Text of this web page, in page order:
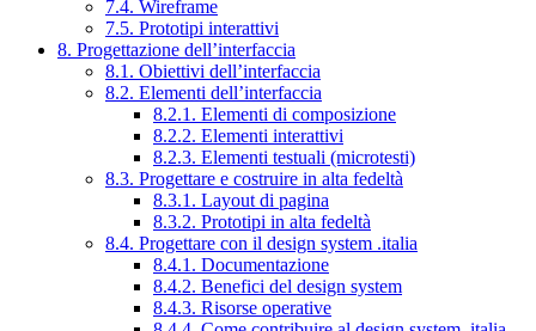
7.4. Wireframe
7.5. Prototipi interattivi
8. Progettazione dell’interfaccia
8.1. Obiettivi dell’interfaccia
8.2. Elementi dell’interfaccia
8.2.1. Elementi di composizione
8.2.2. Elementi interattivi
8.2.3. Elementi testuali (microtesti)
8.3. Progettare e costruire in alta fedeltà
8.3.1. Layout di pagina
8.3.2. Prototipi in alta fedeltà
8.4. Progettare con il design system .italia
8.4.1. Documentazione
8.4.2. Benefici del design system
8.4.3. Risorse operative